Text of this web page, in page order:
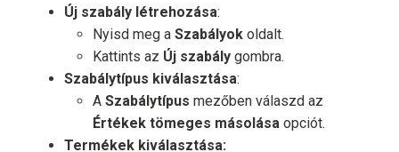
Új szabály létrehozása:
Nyisd meg a Szabályok oldalt.
Kattints az Új szabály gombra.
Szabálytípus kiválasztása:
A Szabálytípus mezőben válaszd az
Értékek tömeges másolása opciót.
Termékek kiválasztása: